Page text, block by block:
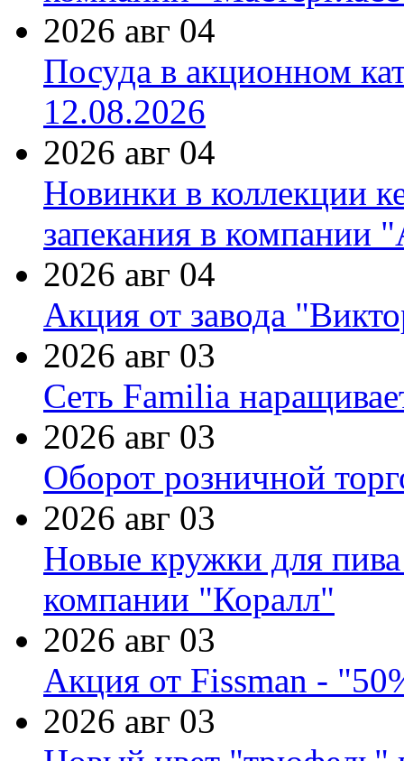
2026 авг 04
Посуда в акционном
12.08.2026
2026 авг 04
Новинки в коллекции
запекания в компании
2026 авг 04
Акция от завода
2026 авг 03
Сеть Familia
2026 авг 03
Оборот розничной
2026 авг 03
Новые кружки для
компании "Коралл"
2026 авг 03
Акция от Fissman -
2026 авг 03